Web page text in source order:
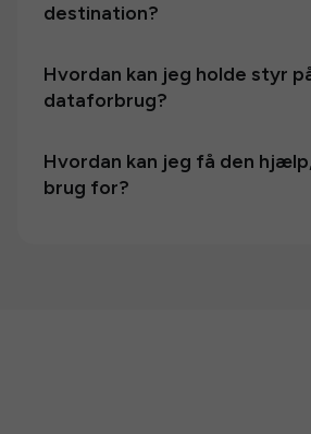
destination?
Hvordan kan jeg holde styr
dataforbrug?
Hvordan kan jeg få den
brug for?